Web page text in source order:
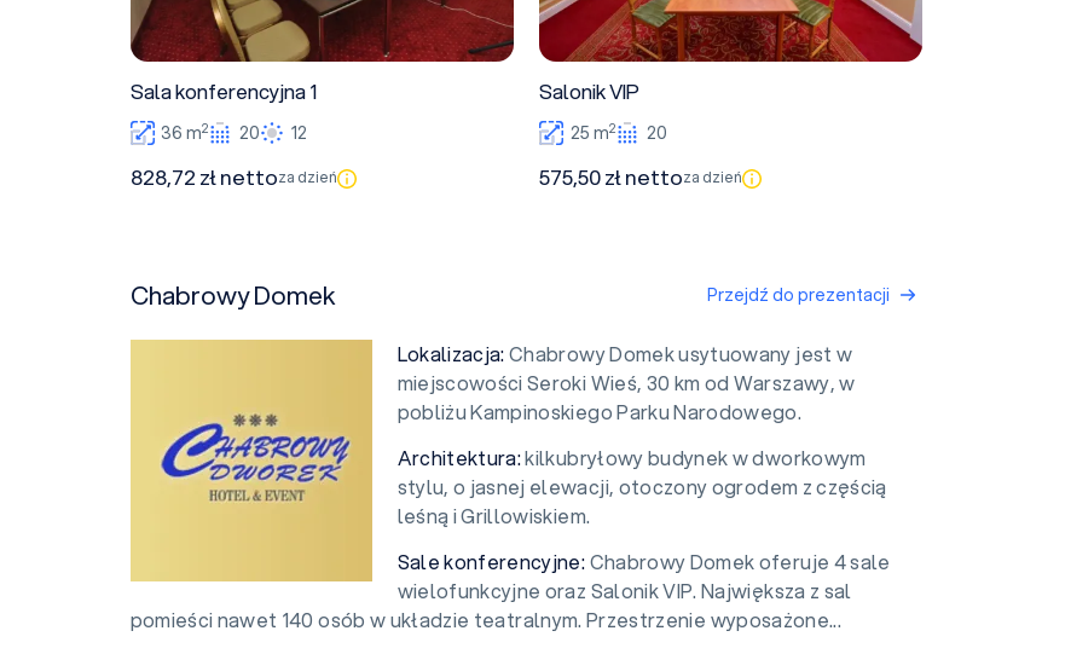
Sala konferencyjna 1
36 m2 20 12
828,72 zł nettoza dzień
Salonik VIP
25 m2 20
575,50 zł nettoza dzień
Chabrowy Domek Przejdź do prezentacji
Lokalizacja:Chabrowy Domek usytuowany jest w
miejscowości Seroki Wieś, 30 km od Warszawy, w
pobliżu Kampinoskiego Parku Narodowego.
Architektura:kilkubryłowy budynek w dworkowym
stylu, o jasnej elewacji, otoczony ogrodem z częścią
leśną i Grillowiskiem.
Sale konferencyjne:Chabrowy Domek oferuje 4 sale
wielofunkcyjne oraz Salonik VIP. Największa z sal
pomieści nawet 140 osób w układzie teatralnym. Przestrzenie wyposażone...